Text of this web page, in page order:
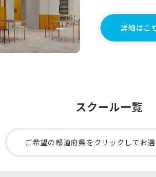
詳細はこ
スクール一覧
ご希望の都道府県をクリックしてお